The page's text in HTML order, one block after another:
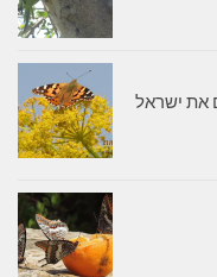
את ישראל